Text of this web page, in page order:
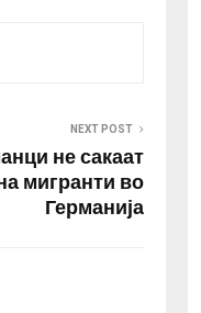
NEXT POST
не сакаат
мигранти во
Германија